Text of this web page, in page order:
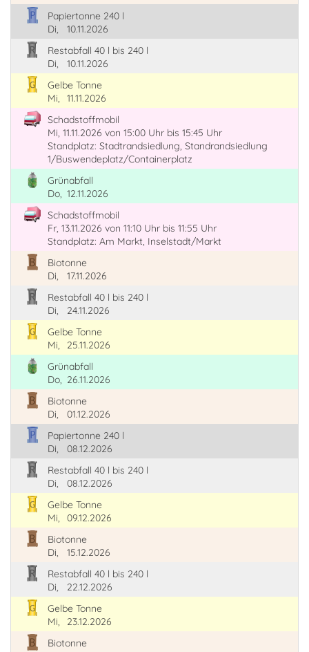
Papiertonne 240 l
Di,
10.11.2026
Restabfall 40 l bis 240 l
Di,
10.11.2026
Gelbe Tonne
Mi,
11.11.2026
Schadstoffmobil
Mi, 11.11.2026 von 15:00 Uhr bis 15:45 Uhr
Standplatz: Stadtrandsiedlung, Standrandsiedlung
1/Buswendeplatz/Containerplatz
Grünabfall
Do, 12.11.2026
Schadstoffmobil
Fr, 13.11.2026 von 11:10 Uhr bis 11:55 Uhr
Standplatz: Am Markt, Inselstadt/Markt
Biotonne
Di,
17.11.2026
Restabfall 40 l bis 240 l
Di,
24.11.2026
Gelbe Tonne
Mi,
25.11.2026
Grünabfall
Do, 26.11.2026
Biotonne
Di,
01.12.2026
Papiertonne 240 l
Di,
08.12.2026
Restabfall 40 l bis 240 l
Di,
08.12.2026
Gelbe Tonne
Mi,
09.12.2026
Biotonne
Di,
15.12.2026
Restabfall 40 l bis 240 l
Di,
22.12.2026
Gelbe Tonne
Mi,
23.12.2026
Biotonne